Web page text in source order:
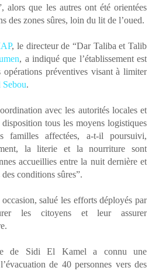
alors que les autres ont été orientées
des zones sûres, loin du lit de l’oued.
, le directeur de “Dar Taliba et Talib
, a indiqué que l’établissement est
opérations préventives visant à limiter
Sebou.
avec les autorités locales et
tous les moyens logistiques
familles affectées, a-t-il poursuivi,
la literie et la nourriture sont
accueillies entre la nuit dernière et
conditions sûres”.
salué les efforts déployés par
les citoyens et leur assurer
de Sidi El Kamel a connu une
de 40 personnes vers des